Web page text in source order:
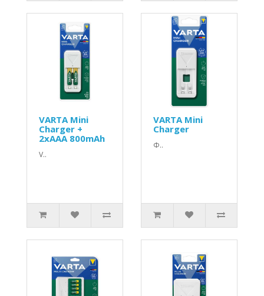
VARTA Mini
Charger +
2xAAA 800mAh
V..
VARTA Mini
Charger
Φ..